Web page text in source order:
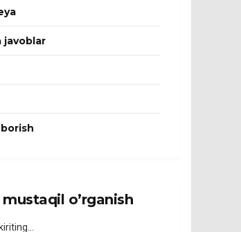
javoblar
mustaqil o’rganish